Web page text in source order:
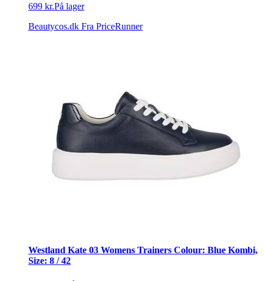
699 kr.På lager
Beautycos.dk Fra PriceRunner
Westland Kate 03 Womens Trainers Colour: Blue Kombi,
Size: 8 / 42